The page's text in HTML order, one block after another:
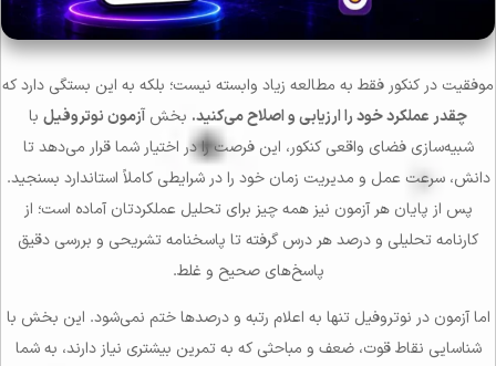
موفقیت در کنکور فقط به مطالعه زیاد وابسته نیست؛ بلکه به این بستگی دارد که
چقدر عملکرد خود را ارزیابی و اصلاح می‌کنید. بخش آزمون نوتروفیل با
شبیه‌سازی فضای واقعی کنکور، این فرصت را در اختیار شما قرار می‌دهد تا
دانش، سرعت عمل و مدیریت زمان خود را در شرایطی کاملاً استاندارد بسنجید.
پس از پایان هر آزمون نیز همه چیز برای تحلیل عملکردتان آماده است؛ از
کارنامه تحلیلی و درصد هر درس گرفته تا پاسخنامه تشریحی و بررسی دقیق
پاسخ‌های صحیح و غلط.
اما آزمون در نوتروفیل تنها به اعلام رتبه و درصدها ختم نمی‌شود. این بخش با
شناسایی نقاط قوت، ضعف و مباحثی که به تمرین بیشتری نیاز دارند، به شما